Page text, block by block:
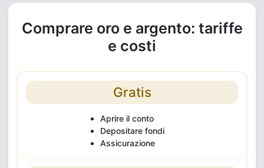
Comprare oro e argento: tariffe
e costi
Gratis
Aprire il conto
Depositare fondi
Assicurazione